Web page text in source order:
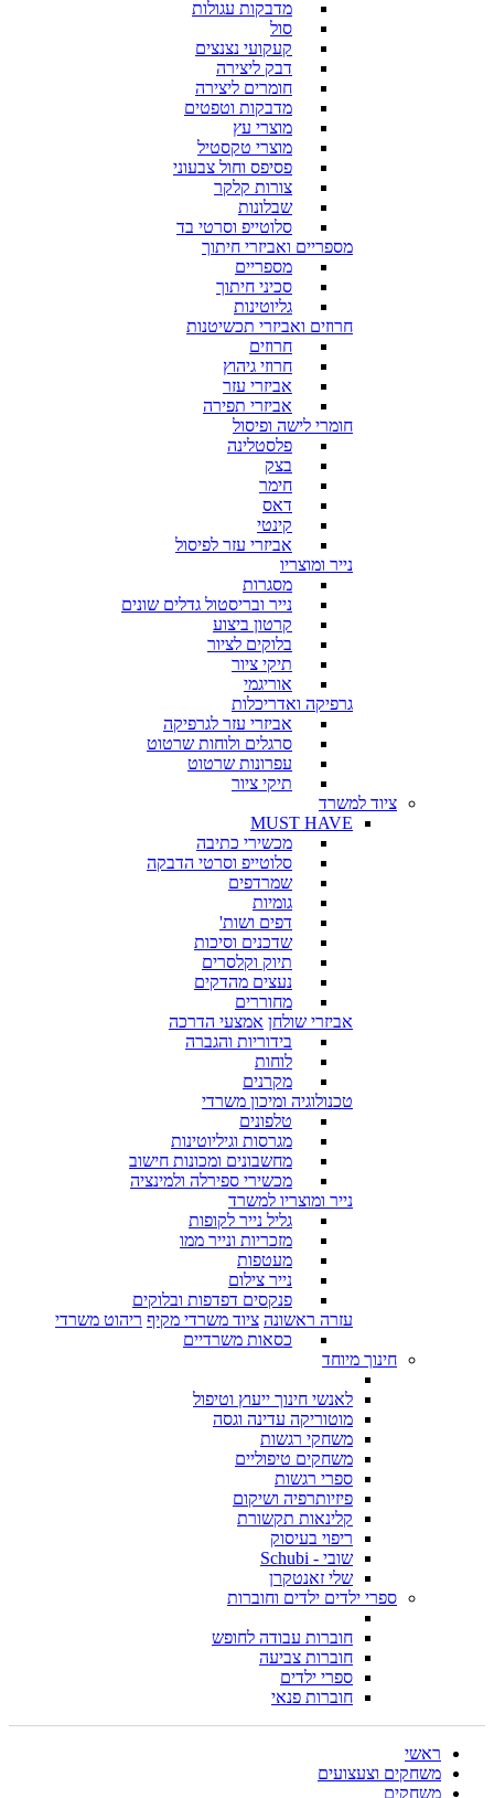
מדבקות עגולות
סול
קעקועי נצנצים
דבק ליצירה
חומרים ליצירה
מדבקות וטפטים
מוצרי עץ
מוצרי טקסטיל
פסיפס וחול צבעוני
צורות קלקר
שבלונות
סלוטייפ וסרטי בד
מספריים ואביזרי חיתוך
מספריים
סכיני חיתוך
גליוטינות
חרוזים ואביזרי תכשיטנות
חרוזים
חרוזי גיהוץ
אביזרי עזר
אביזרי תפירה
חומרי לישה ופיסול
פלסטלינה
בצק
חימר
דאס
קינטי
אביזרי עזר לפיסול
נייר ומוצריו
מסגרות
נייר ובריסטול גדלים שונים
קרטון ביצוע
בלוקים לציור
תיקי ציור
אוריגמי
גרפיקה ואדריכלות
אביזרי עזר לגרפיקה
סרגלים ולוחות שרטוט
עפרונות שרטוט
תיקי ציור
ציוד למשרד
MUST HAVE
מכשירי כתיבה
סלוטייפ וסרטי הדבקה
שמרדפים
גומיות
דפים ושות'
שדכנים וסיכות
תיוק וקלסרים
נעצים מהדקים
מחוררים
אביזרי שולחן אמצעי הדרכה
בידוריות והגברה
לוחות
מקרנים
טכנולוגיה ומיכון משרדי
טלפונים
מגרסות וגיליוטינות
מחשבונים ומכונות חישוב
מכשירי ספירלה ולמינציה
נייר ומוצריו למשרד
גליל נייר לקופות
מזכריות ונייר ממו
מעטפות
נייר צילום
פנקסים דפדפות ובלוקים
עזרה ראשונה ציוד משרדי מקיף ריהוט משרדי
כסאות משרדיים
חינוך מיוחד
לאנשי חינוך ייעוץ וטיפול
מוטוריקה עדינה וגסה
משחקי רגשות
משחקים טיפוליים
ספרי רגשות
פיזיותרפיה ושיקום
קלינאות תקשורת
ריפוי בעיסוק
שובי - Schubi
שלי זאנטקרן
ספרי ילדים ילדים וחוברות
חוברות עבודה לחופש
חוברות צביעה
ספרי ילדים
חוברות פנאי
ראשי
משחקים וצעצועים
משחקים